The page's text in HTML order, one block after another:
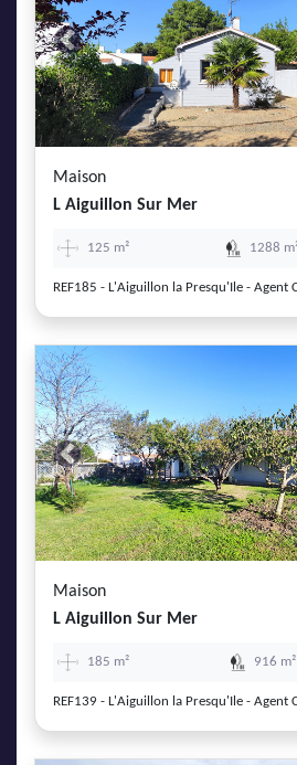
Previous
Maison
L Aiguillon Sur Mer
125 m² 1288
REF185 - L'Aiguillon la Presqu'Ile - Agent
Previous
Maison
L Aiguillon Sur Mer
185 m² 916 m²
REF139 - L'Aiguillon la Presqu'Ile - Agent